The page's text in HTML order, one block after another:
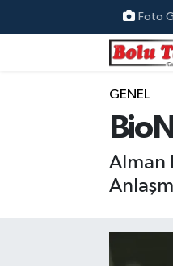
Foto
GENEL
Alman